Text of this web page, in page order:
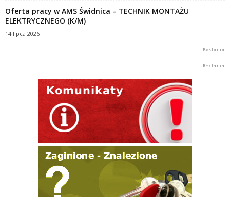
Oferta pracy w AMS Świdnica – TECHNIK MONTAŻU
ELEKTRYCZNEGO (K/M)
14 lipca 2026